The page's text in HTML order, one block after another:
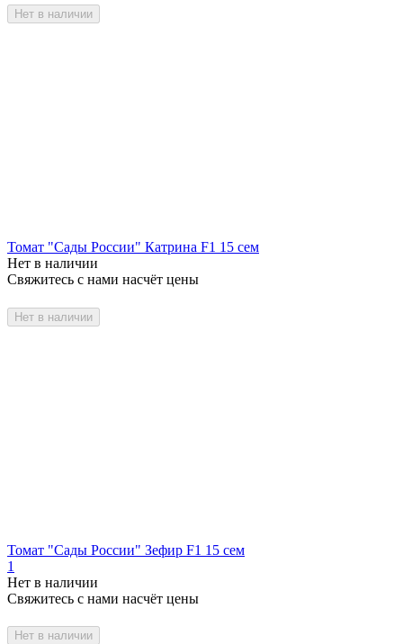
Нет в наличии
Томат "Сады России" Катрина F1 15 сем
Нет в наличии
Свяжитесь с нами насчёт цены
Нет в наличии
Томат "Сады России" Зефир F1 15 сем
1
Нет в наличии
Свяжитесь с нами насчёт цены
Нет в наличии